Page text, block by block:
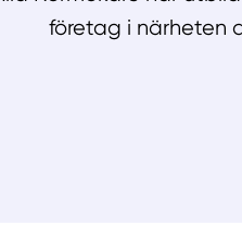
företag i närheten